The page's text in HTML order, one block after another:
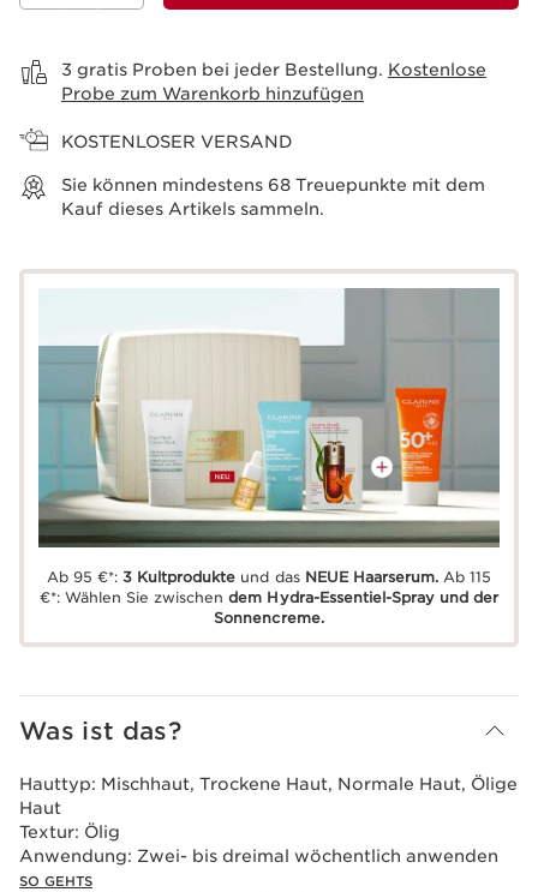
3 gratis Proben bei jeder Bestellung. Kostenlose
Probe zum Warenkorb hinzufügen
KOSTENLOSER VERSAND
Sie können mindestens 68 Treuepunkte mit dem
Kauf dieses Artikels sammeln.
Ab 95 €*:3 Kultprodukte und das NEUE Haarserum.Ab 115
€*: Wählen Sie zwischendem Hydra-Essentiel-Spray und der
Sonnencreme.
Was ist das?
Hauttyp: Mischhaut, Trockene Haut, Normale Haut, Ölige
Haut
Textur: Ölig
Anwendung: Zwei- bis dreimal wöchentlich anwenden
SO GEHTS